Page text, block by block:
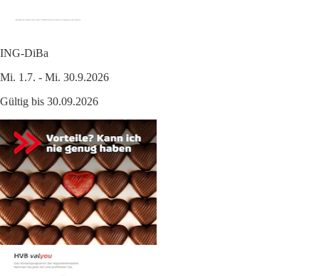
ING-DiBa
Mi. 1.7. - Mi. 30.9.2026
Gültig bis 30.09.2026